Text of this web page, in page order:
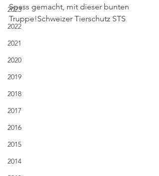
2023
2022
2021
2020
2019
2018
2017
2016
2015
2014
Spass gemacht, mit dieser bunten
Truppe!Schweizer Tierschutz STS